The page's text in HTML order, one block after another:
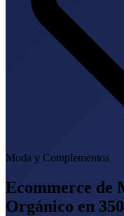
Moda y Complementos
Ecommerce de
Orgánico en